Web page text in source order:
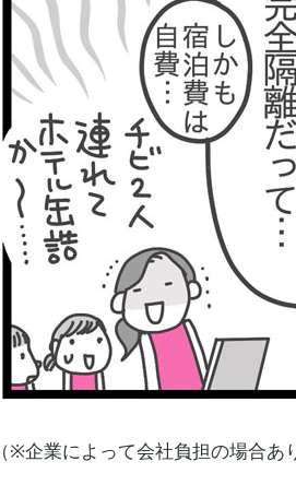
（※企業によって会社負担の場合あ